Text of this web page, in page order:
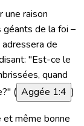
une raison
géants de la foi –
de
"Est-ce le
quand
( Aggée 1:4 )
et même bonne